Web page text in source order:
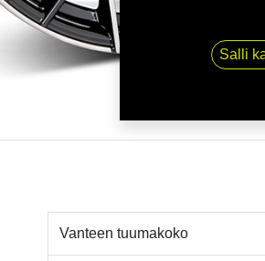
Vanteen tuumakoko
Salli